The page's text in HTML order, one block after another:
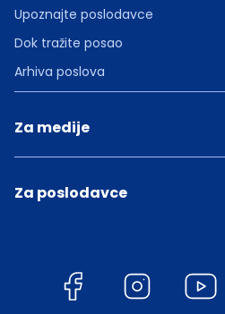
Upoznajte poslodavce
Dok tražite posao
Arhiva poslova
Za medije
Za poslodavce